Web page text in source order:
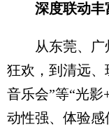
深度联动丰
从东莞、广州
狂欢，到清远、
音乐会”等“光
动性强、体验